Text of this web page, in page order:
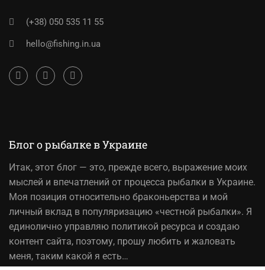
(+38) 050 535 11 55
hello@fishing.in.ua
Блог о рыбалке в Украине
Итак, этот блог — это, прежде всего, выражение моих
мыслей и впечатлений от процесса рыбалки в Украине.
Моя позиция относительно браконьерства и мой
личный вклад в популяризацию «честной рыбалки». Я
единолично управляю политикой ресурса и создаю
контент сайта, поэтому, прошу любить и жаловать
меня, таким какой я есть…